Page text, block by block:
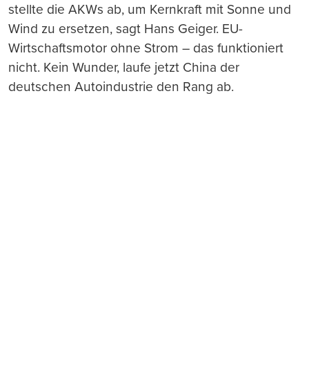
stellte die AKWs ab, um Kernkraft mit Sonne und
Wind zu ersetzen, sagt Hans Geiger. EU-
Wirtschaftsmotor ohne Strom – das funktioniert
nicht. Kein Wunder, laufe jetzt China der
deutschen Autoindustrie den Rang ab.